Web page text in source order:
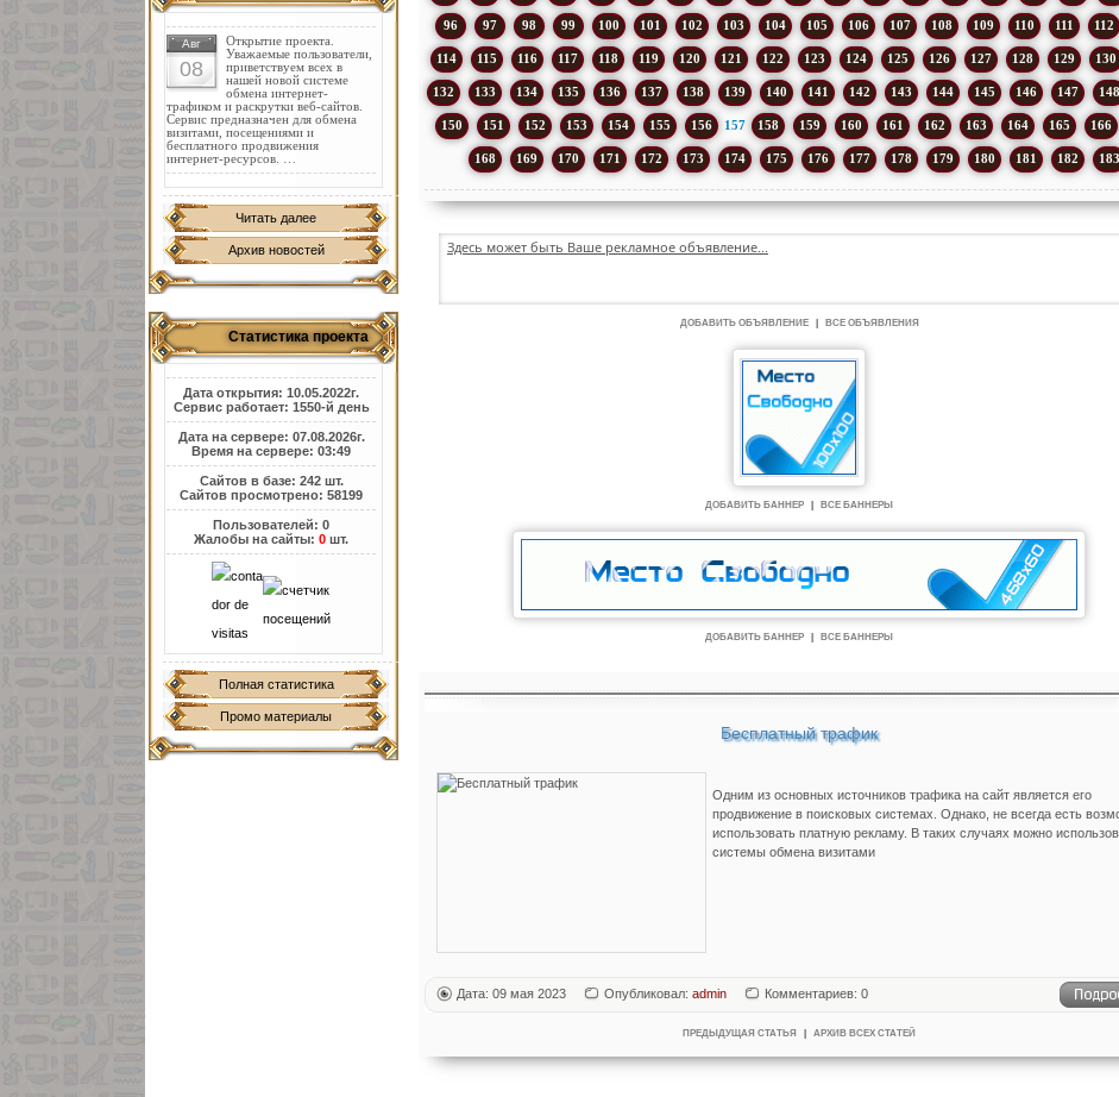
Авг
08
Открытие проекта.
Уважаемые пользователи,
приветствуем всех в
нашей новой системе
обмена интернет-
трафиком и раскрутки веб-сайтов.
Сервис предназначен для обмена
визитами, посещениями и
бесплатного продвижения
интернет-ресурсов. …
Читать далее
Архив новостей
Статистика проекта
Дата открытия: 10.05.2022г.
Сервис работает: 1550-й день
Дата на сервере: 07.08.2026г.
Время на сервере: 03:49
Сайтов в базе: 242 шт.
Сайтов просмотрено: 58199
Пользователей: 0
Жалобы на сайты:0 шт.
Полная статистика
Промо материалы
96 97 98 99 100 101 102 103 104 105 106 107 108 109 110 111 112
114 115 116 117 118 119 120 121 122 123 124 125 126 127 128 129 130
132 133 134 135 136 137 138 139 140 141 142 143 144 145 146 147 148
150 151 152 153 154 155 156 157 158 159 160 161 162 163 164 165 166
168 169 170 171 172 173 174 175 176 177 178 179 180 181 182 183
Здесь может быть Ваше рекламное объявление...
ДОБАВИТЬ ОБЪЯВЛЕНИЕ ВСЕ ОБЪЯВЛЕНИЯ
ДОБАВИТЬ БАННЕР ВСЕ БАННЕРЫ
ДОБАВИТЬ БАННЕР ВСЕ БАННЕРЫ
Бесплатный трафик
Одним из основных источников трафика на сайт является его
продвижение в поисковых системах. Однако, не всегда есть
использовать платную рекламу. В таких случаях можно
системы обмена визитами
Дата: 09 мая 2023 Опубликовал: admin Комментариев: 0
ПРЕДЫДУЩАЯ СТАТЬЯ АРХИВ ВСЕХ СТАТЕЙ